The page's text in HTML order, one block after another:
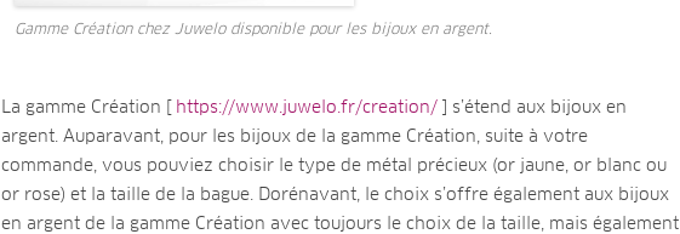
Gamme Création chez Juwelo disponible pour les bijoux en argent.
La gamme Création [ https://www.juwelo.fr/creation/
] s’étend aux bijoux en
argent. Auparavant, pour les bijoux de la gamme Création, suite à votre
commande, vous pouviez choisir le type de métal précieux (or jaune, or blanc ou
or rose) et la taille de la bague. Dorénavant, le choix s’offre également aux bijoux
en argent de la gamme Création avec toujours le choix de la taille, mais également